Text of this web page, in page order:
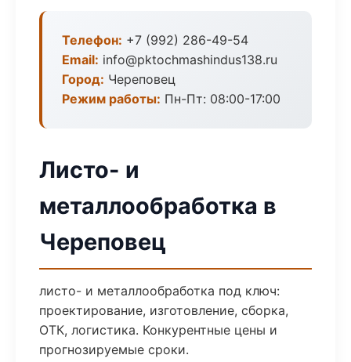
Телефон: +7 (992) 286-49-54
Email: info@pktochmashindus138.ru
Город: Череповец
Режим работы: Пн-Пт: 08:00-17:00
Листо- и
металлообработка в
Череповец
листо- и металлообработка под ключ:
проектирование, изготовление, сборка,
ОТК, логистика. Конкурентные цены и
прогнозируемые сроки.